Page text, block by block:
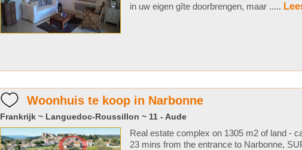
in uw eigen gîte doorbrengen, maar .....
Woonhuis te koop in Narbonne
Frankrijk ~ Languedoc-Roussillon ~ 11 - Aude
Real estate complex on 1305 m2 of land -
23 mins from the entrance to Narbonne,